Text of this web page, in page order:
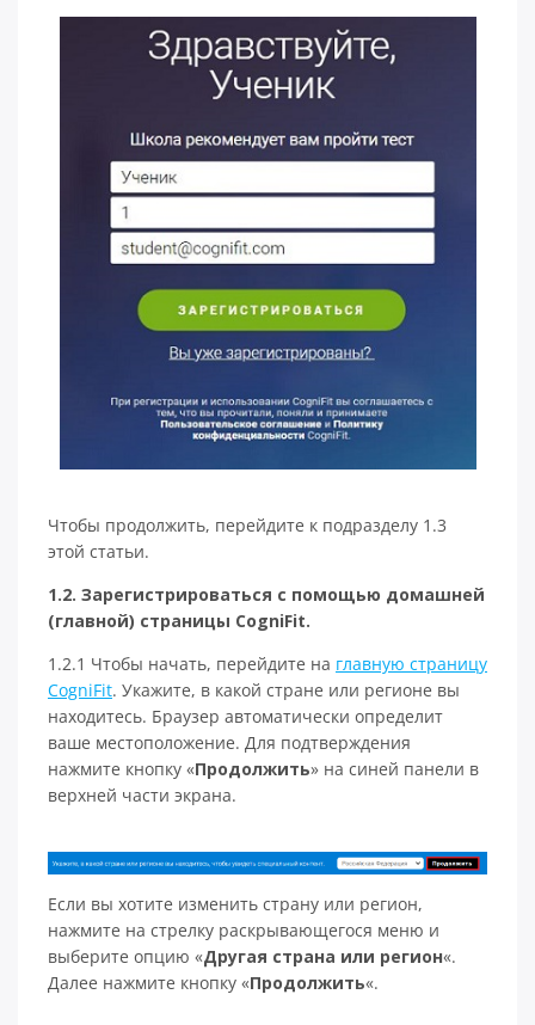
Чтобы продолжить, перейдите к подразделу 1.3
этой статьи.
1.2. Зарегистрироваться с помощью домашней
(главной) страницы CogniFit.
1.2.1 Чтобы начать, перейдите на главную страницу
CogniFit. Укажите, в какой стране или регионе вы
находитесь. Браузер автоматически определит
ваше местоположение. Для подтверждения
нажмите кнопку «Продолжить» на синей панели в
верхней части экрана.
Если вы хотите изменить страну или регион,
нажмите на стрелку раскрывающегося меню и
выберите опцию «Другая страна или регион«.
Далее нажмите кнопку «Продолжить«.